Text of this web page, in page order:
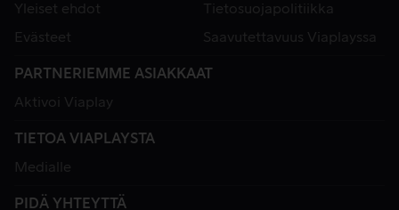
Yleiset ehdot
Tietosuojapolitiikka
Evästeet
Saavutettavuus Viaplayssa
PARTNERIEMME ASIAKKAAT
Aktivoi Viaplay
TIETOA VIAPLAYSTA
Medialle
PIDÄ YHTEYTTÄ